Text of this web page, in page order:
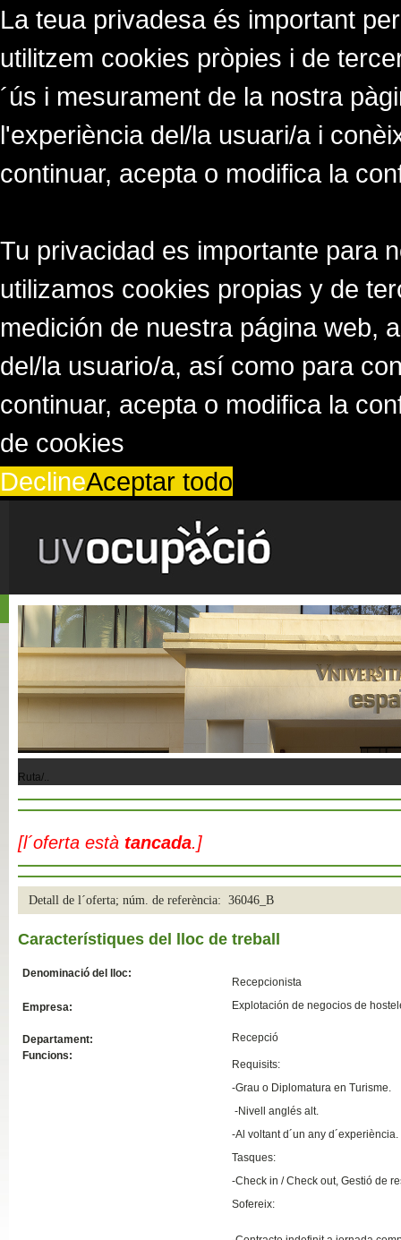
La teua privadesa és important
utilitzem cookies pròpies i de
´ús i mesurament de la nostra
l'experiència del/la usuari/a i
continuar, acepta o modifica la
Tu privacidad es importante para
utilizamos cookies propias y de
medición de nuestra página web,
del/la usuario/a, así como para
continuar, acepta o modifica la
de cookies
DeclineAceptar todo
Ruta/..
[l´oferta està tancada.]
Detall de l´oferta; núm. de referència: 36046_B
Característiques del lloc de treball
Denominació del lloc:
Recepcionista
Empresa:
Explotación de negocios de
Departament:
Recepció
Funcions:
Requisits:
-Grau o Diplomatura en Turisme.
-Nivell anglés alt.
-Al voltant d´un any d´experiència.
Tasques:
-Check in / Check out, Gestió de
Sofereix: